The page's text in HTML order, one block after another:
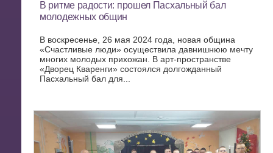
В ритме радости: прошел Пасхальный бал
молодежных общин
В воскресенье, 26 мая 2024 года, новая община
«Счастливые люди» осуществила давнишнюю мечту
многих молодых прихожан. В арт-пространстве
«Дворец Кваренги» состоялся долгожданный
Пасхальный бал для...